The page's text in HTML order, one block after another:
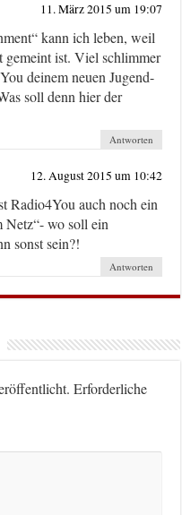
11. März 2015 um 19:07
kann ich leben, weil
gemeint ist. Viel schlimmer
deinem neuen Jugend-
soll denn hier der
Antworten
12. August 2015 um 10:42
Radio4You auch noch ein
Netz“- wo soll ein
sonst sein?!
Antworten
Erforderliche